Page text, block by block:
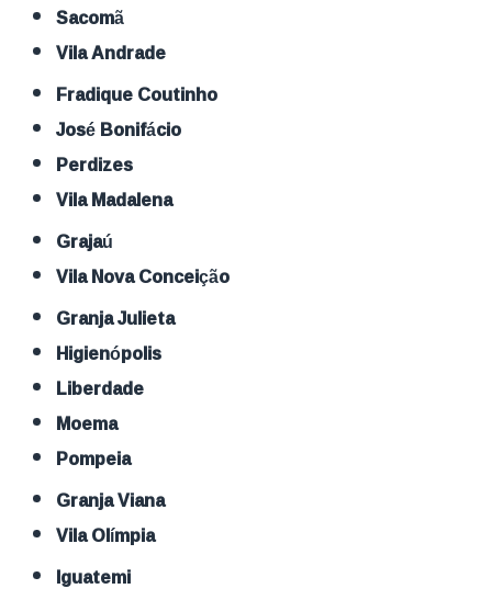
Sacomã
Vila Andrade
Fradique Coutinho
José Bonifácio
Perdizes
Vila Madalena
Grajaú
Vila Nova Conceição
Granja Julieta
Higienópolis
Liberdade
Moema
Pompeia
Granja Viana
Vila Olímpia
Iguatemi